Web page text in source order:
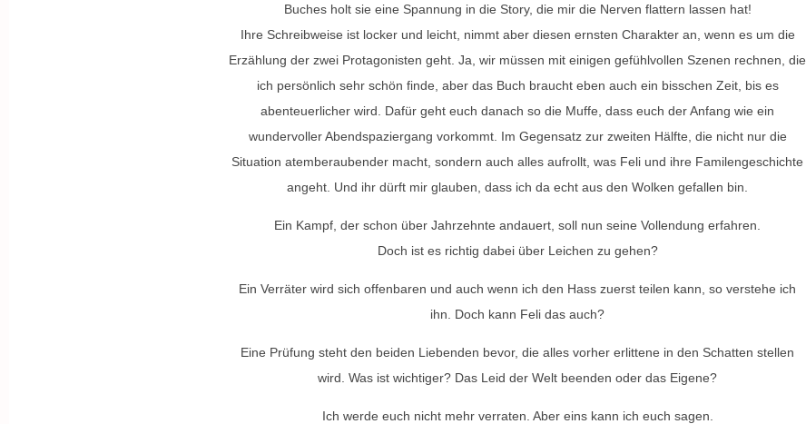
Buches holt sie eine Spannung in die Story, die mir die Nerven flattern lassen hat!
Ihre Schreibweise ist locker und leicht, nimmt aber diesen ernsten Charakter an, wenn es um die
Erzählung der zwei Protagonisten geht. Ja, wir müssen mit einigen gefühlvollen Szenen rechnen, die
ich persönlich sehr schön finde, aber das Buch braucht eben auch ein bisschen Zeit, bis es
abenteuerlicher wird. Dafür geht euch danach so die Muffe, dass euch der Anfang wie ein
wundervoller Abendspaziergang vorkommt. Im Gegensatz zur zweiten Hälfte, die nicht nur die
Situation atemberaubender macht, sondern auch alles aufrollt, was Feli und ihre Familengeschichte
angeht. Und ihr dürft mir glauben, dass ich da echt aus den Wolken gefallen bin.
Ein Kampf, der schon über Jahrzehnte andauert, soll nun seine Vollendung erfahren.
Doch ist es richtig dabei über Leichen zu gehen?
Ein Verräter wird sich offenbaren und auch wenn ich den Hass zuerst teilen kann, so verstehe ich
ihn. Doch kann Feli das auch?
Eine Prüfung steht den beiden Liebenden bevor, die alles vorher erlittene in den Schatten stellen
wird. Was ist wichtiger? Das Leid der Welt beenden oder das Eigene?
Ich werde euch nicht mehr verraten. Aber eins kann ich euch sagen.